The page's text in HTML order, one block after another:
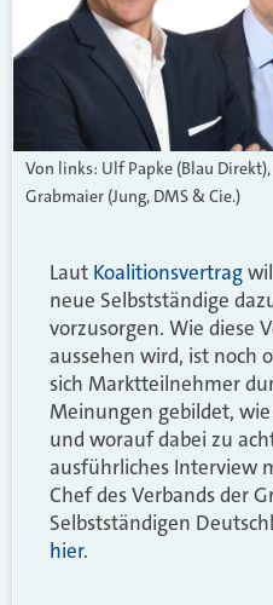
Von links: Ulf Papke (Blau
Grabmaier (Jung, DMS & Cie.)
Laut Koalitionsvertrag
neue Selbstständige
vorzusorgen. Wie diese
aussehen wird, ist noch
sich Marktteilnehmer
Meinungen gebildet,
und worauf dabei zu
ausführliches Interview
Chef des Verbands der
Selbstständigen
hier.